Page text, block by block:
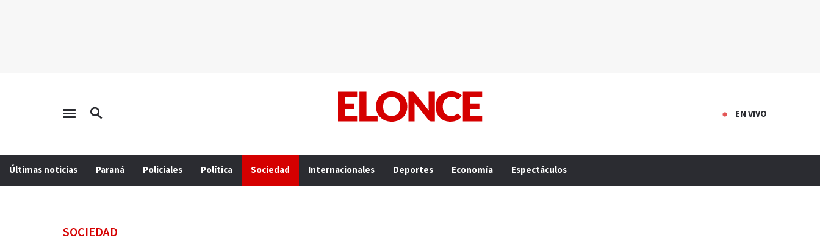
EN VIVO
Últimas noticias Paraná Policiales Política Sociedad Internacionales Deportes Economía Espectáculos
SOCIEDAD